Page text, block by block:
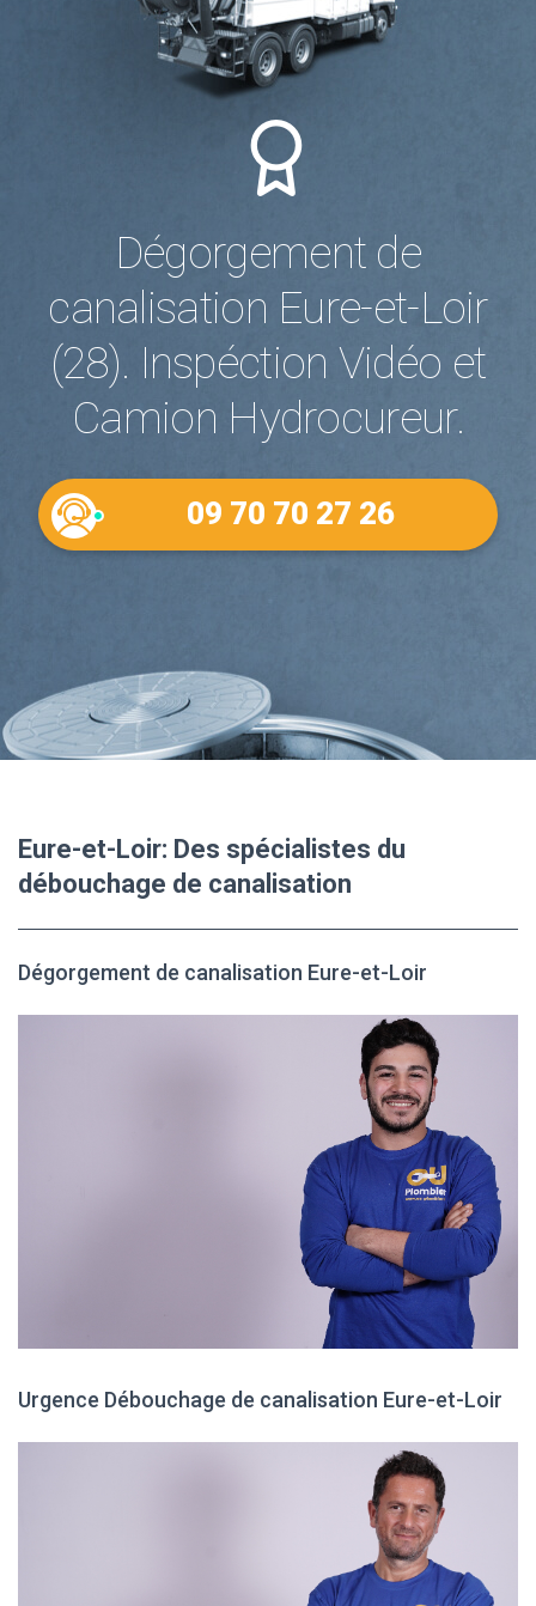
Dégorgement de
canalisation Eure-et-Loir
(28). Inspéction Vidéo et
Camion Hydrocureur.
09 70 70 27 26
Eure-et-Loir: Des spécialistes du
débouchage de canalisation
Dégorgement de canalisation Eure-et-Loir
Urgence Débouchage de canalisation Eure-et-Loir